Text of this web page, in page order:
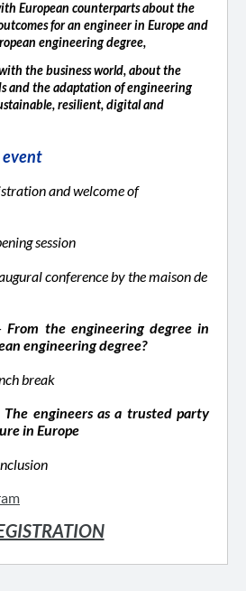
European counterparts about the
for an engineer in Europe and
engineering degree,
the business world, about the
and the adaptation of engineering
resilient, digital and
event
and welcome of
session
conference by the maison de
From the engineering degree in
engineering degree?
break
The engineers as a trusted party
in Europe